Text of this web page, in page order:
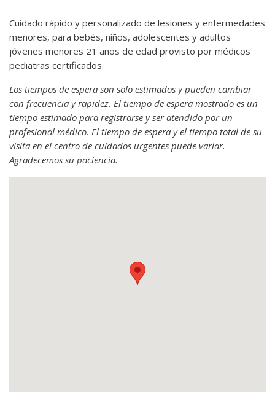
Cuidado rápido y personalizado de lesiones y enfermedades
menores, para bebés, niños, adolescentes y adultos
jóvenes menores 21 años de edad provisto por médicos
pediatras certificados.
Los tiempos de espera son solo estimados y pueden cambiar
con frecuencia y rapidez. El tiempo de espera mostrado es un
tiempo estimado para registrarse y ser atendido por un
profesional médico. El tiempo de espera y el tiempo total de su
visita en el centro de cuidados urgentes puede variar.
Agradecemos su paciencia.